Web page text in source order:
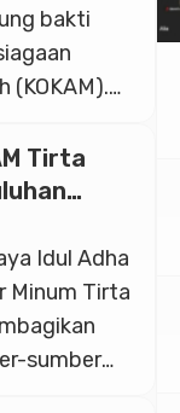
[…]
bakti
(KOKAM).
identik
Id dan
lebih
[…]
Tirta
Idul Adha
Minum Tirta
sumber